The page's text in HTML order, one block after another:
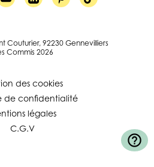
Couturier, 92230 Gennevilliers
Commis 2026
des cookies
de confidentialité
légales
C.G.V
help_outline